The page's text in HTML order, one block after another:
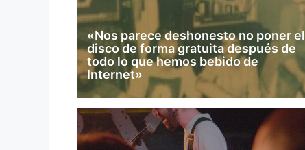
«Nos parece deshonesto no poner el
disco de forma gratuita después de
todo lo que hemos bebido de
Internet»